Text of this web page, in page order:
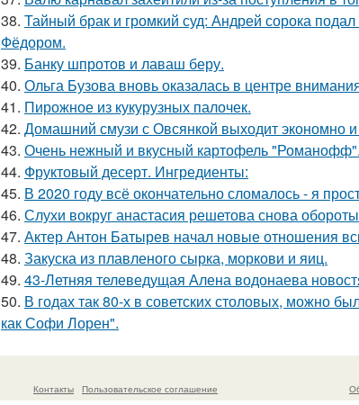
38. Тайный брак и громкий суд: Андрей сорока
Фёдором.
39. Банку шпротов и лаваш беру.
40. Ольга Бузова вновь оказалась в центре
41. Пирожное из кукурузных палочек.
42. Домашний смузи с Овсянкой выходит экономно и
43. Очень нежный и вкусный картофель "Романофф".
44. Фруктовый десерт. Ингредиенты:
45. В 2020 году всё окончательно сломалось - я
46. Слухи вокруг анастасия решетова снова
47. Актер Антон Батырев начал новые отношения
48. Закуска из плавленого сырка, моркови и яиц.
49. 43-Летняя телеведущая Алена водонаева
50. В годах так 80-х в советских столовых, можно
как Софи Лорен".
Контакты
Пользовательское соглашение